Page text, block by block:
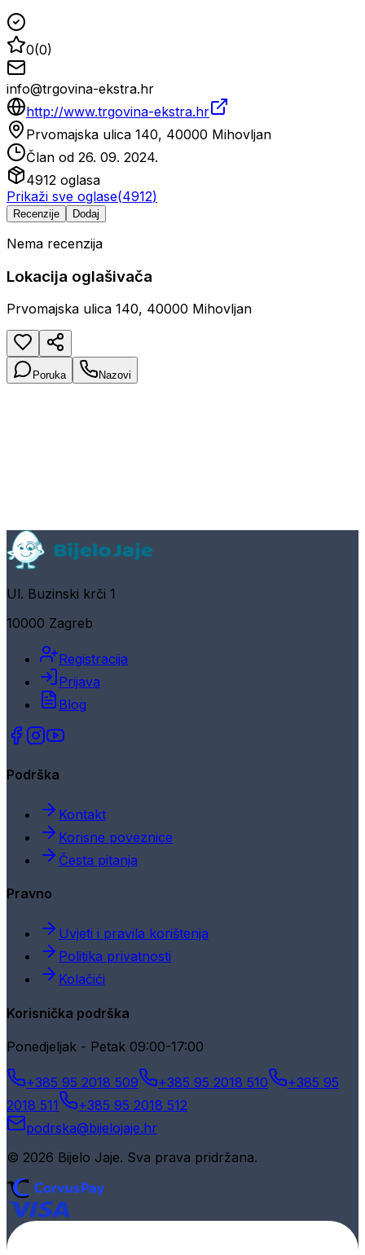
0(0)
info@trgovina-ekstra.hr
http://www.trgovina-ekstra.hr
Prvomajska ulica 140, 40000 Mihovljan
Član od 26. 09. 2024.
4912 oglasa
Prikaži sve oglase(4912)
Recenzije Dodaj
Nema recenzija
Lokacija oglašivača
Prvomajska ulica 140, 40000 Mihovljan
Poruka Nazovi
Ul. Buzinski krči 1
10000 Zagreb
Registracija
Prijava
Blog
Podrška
Kontakt
Korisne poveznice
Česta pitanja
Pravno
Uvjeti i pravila korištenja
Politika privatnosti
Kolačići
Korisnička podrška
Ponedjeljak - Petak 09:00-17:00
+385 95 2018 509 +385 95 2018 510
+385 95
2018 511
+385 95 2018 512
podrska@bijelojaje.hr
© 2026 Bijelo Jaje. Sva prava pridržana.